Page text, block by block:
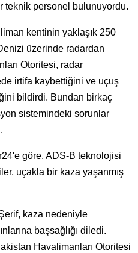
teknik personel bulunuyordu.
kentinin yaklaşık 250
üzerinde radardan
Otoritesi, radar
irtifa kaybettiğini ve uçuş
bildirdi. Bundan birkaç
sistemindeki sorunlar
göre, ADS-B teknolojisi
uçakla bir kaza yaşanmış
kaza nedeniyle
başsağlığı diledi.
Havalimanları Otoritesi